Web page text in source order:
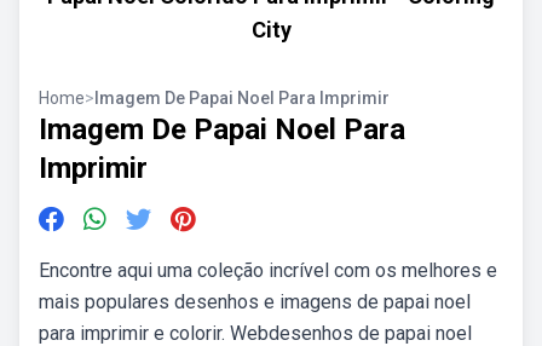
City
Home> Imagem De Papai Noel Para Imprimir
Imagem De Papai Noel Para
Imprimir
Encontre aqui uma coleção incrível com os melhores e
mais populares desenhos e imagens de papai noel
para imprimir e colorir. Webdesenhos de papai noel